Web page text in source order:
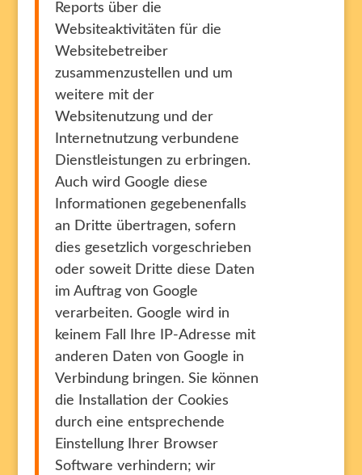
Reports über die
Websiteaktivitäten für die
Websitebetreiber
zusammenzustellen und um
weitere mit der
Websitenutzung und der
Internetnutzung verbundene
Dienstleistungen zu erbringen.
Auch wird Google diese
Informationen gegebenenfalls
an Dritte übertragen, sofern
dies gesetzlich vorgeschrieben
oder soweit Dritte diese Daten
im Auftrag von Google
verarbeiten. Google wird in
keinem Fall Ihre IP-Adresse mit
anderen Daten von Google in
Verbindung bringen. Sie können
die Installation der Cookies
durch eine entsprechende
Einstellung Ihrer Browser
Software verhindern; wir